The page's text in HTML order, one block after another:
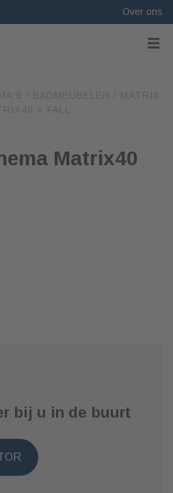
Over ons
BADMEUBELEN
MATRIX
+ FALL
Matrix40
bij u in de buurt